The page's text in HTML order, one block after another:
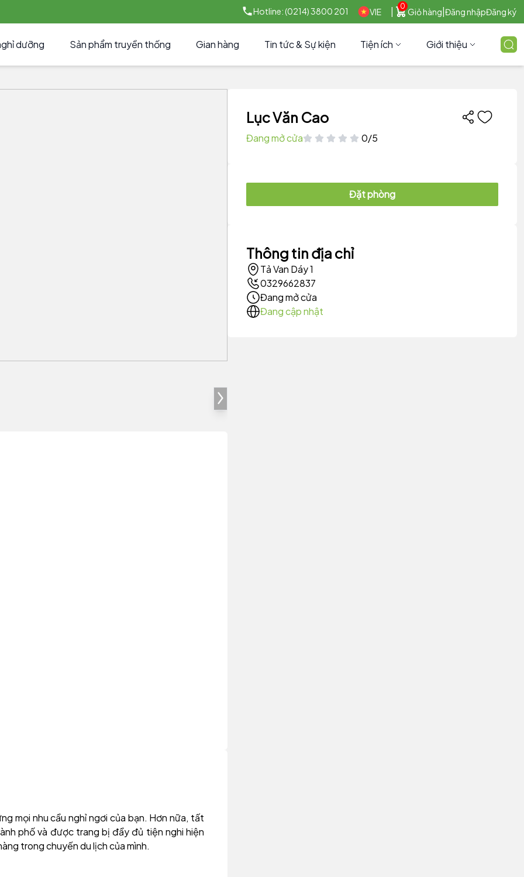
Hotline: (0214) 3800 201 VIE
0
Giỏ hàng Đăng nhậpĐăng ký
dưỡng Sản phẩm truyền thống Gian hàng Tin tức & Sự kiện Tiện ích Giới thiệu
mọi nhu cầu nghỉ ngơi của bạn. Hơn nữa, tất
phố và được trang bị đầy đủ tiện nghi hiện
trong chuyến du lịch của mình.
Lục Văn Cao
Đang mở cửa 0/5
Đặt phòng
Thông tin địa chỉ
Tả Van Dáy 1
0329662837
Đang mở cửa
Đang cập nhật